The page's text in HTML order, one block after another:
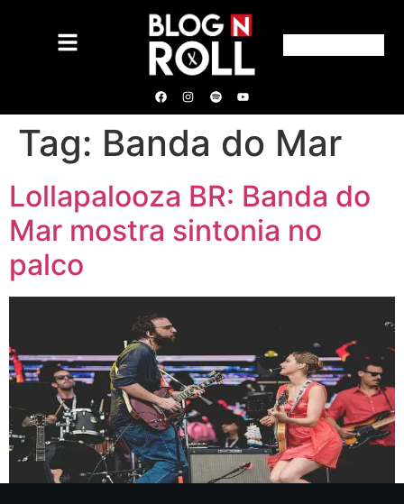
Tag: Banda do Mar
Lollapalooza BR: Banda do
Mar mostra sintonia no
palco